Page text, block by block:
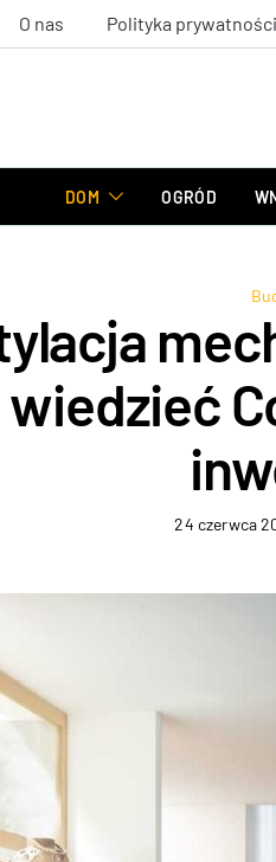
O nas Polityka prywatności
DOM OGRÓD
24 czerwca